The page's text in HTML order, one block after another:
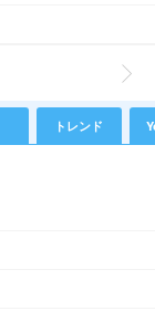
トレンド